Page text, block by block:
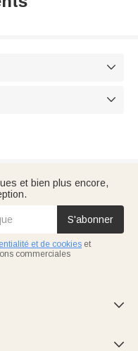


et bien plus encore,
S'abonner
et de cookies et
commerciales

